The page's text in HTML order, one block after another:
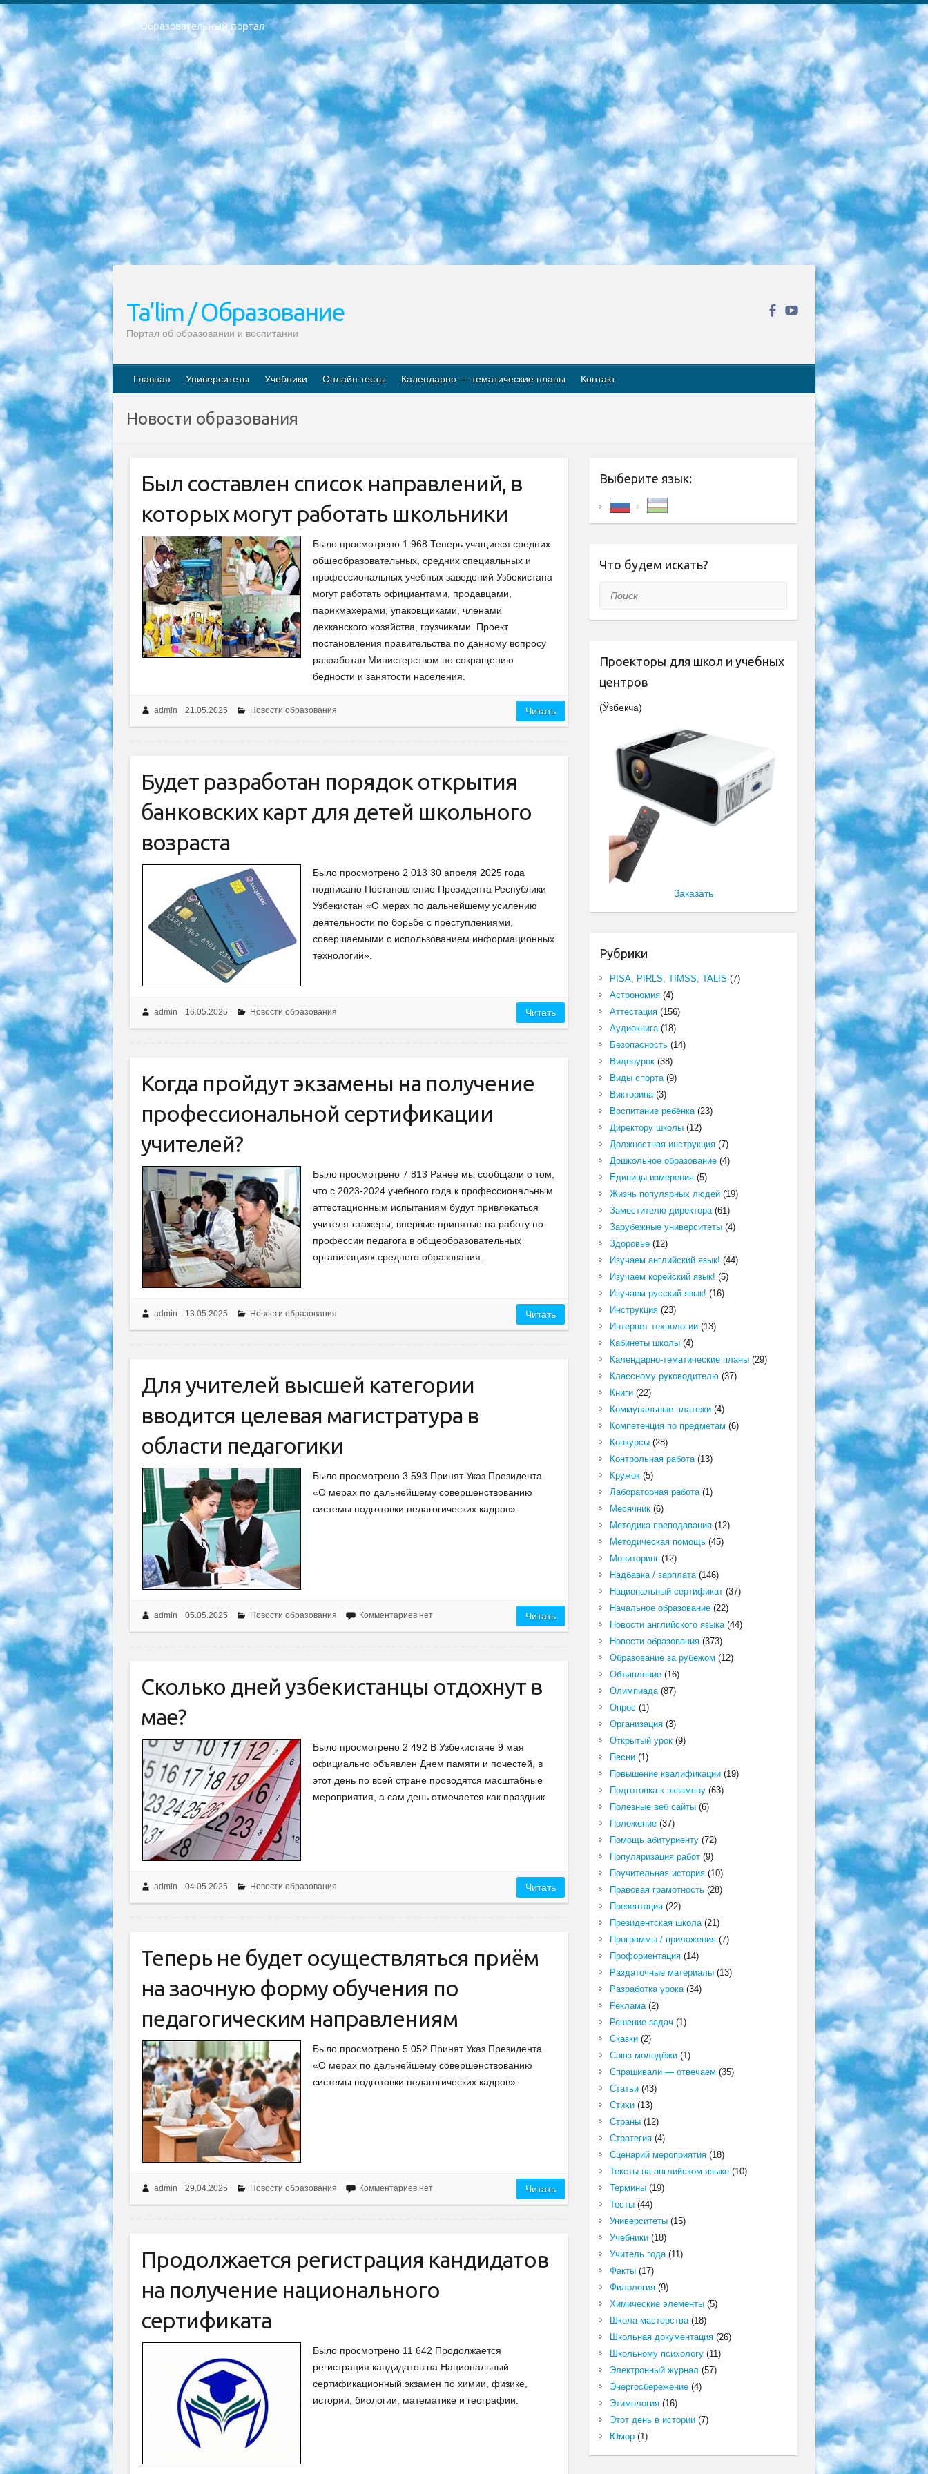
Образовательный портал
РЕСПУБЛИКА УЗБЕКИСТАН МИНИСТРЕРСТВО ДОШКОЛЬНОГО И ШКОЛЬНОГО ОБРАЗОВАНИЯ КОМАНДА в общеобразовательных учреждениях в 2023-2024 учебном году организация и проведение итоговой государственной аттестации обучающихся о Министра дошкольного и школьного образования Республики Узбекистан от 4 марта 2008 года (постановлением Минюста от 20 марта 2008 года № 1778 государственной регистрации) «Итоговое состояние учащихся общего среднего образования на основании положения об утверждении положения об аттестации общего среднего образования выпускной экзамен студентов в образовательных учреждениях в 2023-2024 учебном году В целях организации и прохождения аттестации приказываю: 1. Следующее: перечень предметов, по которым будет проводиться итоговая государственная аттестация и экзамен формы перевода согласно приложению 1; сертификаты международного образца, оценивающие уровень владения иностранными языками перечень согласно приложению 2; 2. Педагогический при специализированных образовательных учреждениях. научно-практический центр квалификации и международной оценки (Д.Давидова) 2024 г. До 25 марта: задания по предметам, по которым будет проводиться итоговая аттестация разработка и утверждение технических условий; итоговая аттестация на основании разработанного предметного задания разработка вопросов по предметам (устно и письменно), экзамен передача; общеобразовательные средние школы и специальные учебные заведения учащиеся выпускных классов школ и интернатов в агентской системе подготовка базы данных экзаменационных материалов и критериев оценки; перевод базы экзаменационных материалов на все языки обучения подать в Республиканский образовательный центр для изготовления; варианты экзаменов на основе разработанных контрольных материалов пусть будут поставлены задачи формирования. 3. Республиканский образовательный центр (Ш.Худайкулов) до 5 апреля 2024 года. до: база данных предоставленных экзаменационных материалов на все языки обучения перевод и экспертиза; для слепых, слабовидящих, глухих, слабослышащих и умственно отсталых детей учащиеся выпускных классов специализированных школ и школ-интернатов база данных экзаменационных материалов на всех преподаваемых языках подготовка критериев оценки; специализированные школы для умственно отсталых детей и технологии для учащихся выпускных классов школ-интернатов разработка соответствующих рекомендаций и критериев проведения ЕГЭ по естествознанию давать задания. 4. Педагогический при специализированных образовательных учреждениях. Научно-практический центр навыков и международной оценки (Д.Давидова), Республика образовательный центр (Худайкулов Ш.) итоговый государственный аттестационный экзамен ориентирован на творческое и логическое мышление при подготовке базы материалов учитывать введение заданий. 5. Следует отметить, что: сертификат государственного образца о знании общеобразовательного предмета и как минимум национальный уровень B1 по предметам на иностранных языках, указанным в Приложении 2. или международно признанный сертификат эквивалентного уровня студенты, изучающие определенный предмет, освобождаются от экзамена; по соответствующим предметам запланирована итоговая государственная аттестация за день до дня, путем жеребьевки Рабочей группой (в письменной форме по предметам, проводимым в форме) из числа сформированных вариантов выбрано 2 варианта; 2 выбранных варианта экзамена анонсированы на официальном сайте министерства и все выпускники по всей стране на основе этих вариантов проводит итоговую государственную аттестацию. 6. Государственное образование учащихся средних общеобразовательных учреждений. знания в соответствии с квалификационными требованиями, которые необходимо приобрести на основании стандартов итоговый (выпускной) контроль для 9 и 11 классов в целях тестирования Экзамены (далее – экзамены) состоят из предметов, перечисленных в приложении 1. будет сделано. 7. Экзамены пройдут с 26 мая по 15 июня 2024 г. (кроме науки физического воспитания). 8. Физическая для учащихся 9 классов общесредних образовательных учреждений. Экзамены по предмету «Образование, квалификация медицина» 1-6 мая 2024 года. сотрудники перевести под присмотр (с отклонениями в физическом или умственном развитии) специализированная школа для детей, школы-интернаты и со сколиозом школы-интернаты санаторного типа для больных детей исключены). 9. Он был слепым, слабовидящим и имел нарушения опорно-двигательного аппарата. экзамены в специализированных школах и интернатах для детей должны проводиться исходя из требований, предъявляемых к общеобразовательным учреждениям (физкультура кроме науки). 10. Специализированная школа для глухих и слабослышащих детей. и экзамены в интернатах и быть реализован в виде письменного теста по математике. 11. Специальность для умственно отсталых детей. Для 9 класса Родной язык и литературное письмо Государственный язык (язык обучения – узбекский). для неклассов) написано Математическое письмо Письменная/устная история Узбекистана Физическое воспитание практично Итоговый контроль Для 11 класса Написание родного языка и литературы (эссе) Математическое письмо Узбекский язык (обучение на узбекском языке) не посещающее общее среднее образование для учреждений)/Образовательное учреждение выбор письменный и устный Иностранный язык письменный/устный Письменная/устная история Узбекистана *По выбору студента:  Химия  Физика  Основы государственного права  География 10 бесплатных образовательных ресурсов - Мы составили подборку онлайн-проектов с интерактивными упражнениями, видеолекциями и статьями. Они помогут вам обрести новые и освежить старые знания бесплатно. 1. «ИНТУИТ» Старейшая образовательная площадка Рунета. Здесь вы найдёте сотни текстовых и видеокурсов на десятки различных тем — от программирования до психологии. Многие курсы подготовлены российскими университетами и крупными международными компаниями вроде Intel и Microsoft. Самостоятельное обучение бесплатное, но желающие могут оплатить услуги персональных наставников. 2. «Смартия» знакомит с актуальными профессиями и подсказывает, как им обучаться. Выбрав заинтересовавшую вас специальность — SMM-специалист, фотограф, веб-дизайнер или другую, — увидите список необходимых для неё умений. Чтобы вы могли освоить их самостоятельно, для каждого умения площадка отображает подборку ссылок на учебные материалы. Хотя «Смартия» ориентируется на русскоязычную аудиторию, часть контента всё же доступна только на английском. 3. «Лекторий Физтеха» Проект Московского физико-технического института (Физтеха). С его помощью вы можете смотреть онлайн серии лекций, записанные на видео в этом вузе. В числе доступных предметов — физика, биология, химия, информационные технологии и другие. К некоторым лекциям администрация ресурса прилагает готовые конспекты, которые можно скачивать в PDF-формате. 4. ITMOcourses Онлайн-площадка Санкт-Петербургского национального исследовательского университета информационных технологий, механики и оптики (ИТМО). Ресурс предоставляет свободный доступ к курсам, разработанным в этом вузе. Каталог материалов разбит на четыре категории: «Оптические системы и технологии», «Приборостроение и робототехника», «Информационные технологии» и «Биотехнологии». Курсы состоят из видеолекций, интерактивных демонстраций и заданий. 5. «КиберЛенинка» Электронная научная библиотека открытого доступа. Каталог площадки регулярно обрастает текстами статей из различных научных изданий. Сгруппированные по журналам и рубрикам публикации можно читать онлайн или скачивать целиком в PDF-формате. Проект нацелен на популяризацию науки за счёт открытого доступа к качественной информации. 6. «ПостНаука» На этом ресурсе публикуют подборки видеолекций, составленные экспертами из разных отраслей и объединённые общими темами. Среди них, к примеру, есть серии «Биоинформатика и геномика», «Культура средневековой Скандинавии» и Cinema Studies о теории кино. Каждая подборка лекций — логически связанная история, рассказанная экспертом от первого лица. Кроме того, на сайте появляются научно-образовательные статьи и тесты на разные темы. 7. «Newочём» Команда проекта «Newочём» отбирает самые интересные тексты из англоязычных СМИ и переводит те из них, за которые голосуют участники сообщества «ВКонтакте». По большей части это научно-популярные статьи. Редакторы придумывают лишь заголовки, в остальном содержание переводов соответствует оригиналам. Полные тексты можно читать прямо в социальной сети. 8. InternetUrok Онлайн-база материалов по основным дисциплинам школьной программы. Информация на сайте структурирована по классам, предметам и темам (урокам). Каждый урок состоит из видеолекций и конспектов. Есть также интерактивные тренажёры и тесты для закрепления пройденного материала. Даже если вы давно окончили школу, возможность повторить программу старших классов всегда может пригодиться. 9. Edutainme Ещё один ресурс об образовании. В отличие от Newtonew, как мне кажется, Edutainme больше ориентируется на представителей индустрии: педагогов, предпринимателей, разработчиков образовательных проектов. Но и любой, кто просто стремится к саморазвитию, найдёт на сайте много полезного и интересного для себя. Например, информацию о новых курсах и образовательных сервисах. 10. Newtonew Онлайн-медиа об образовании и обучении в широком смысле. Авторы Newtonew пишут об инструментах, заведениях, тактиках и стратегиях, которые помогают учить других и получать новые знания самостоятельно. На этой площадке вы найдёте новости, обзоры, аналитические мат
Ta’lim / Образование
Портал об образовании и воспитании
Главная Университеты Учебники Онлайн тесты Календарно — тематические планы Контакт
Новости образования
Был составлен список направлений, в
которых могут работать школьники
Было просмотрено 1 968 Теперь учащиеся средних
общеобразовательных, средних специальных и
профессиональных учебных заведений Узбекистана
могут работать официантами, продавцами,
парикмахерами, упаковщиками, членами
дехканского хозяйства, грузчиками. Проект
постановления правительства по данному вопросу
разработан Министерством по сокращению
бедности и занятости населения.
admin 21.05.2025 Новости образования Читать
Будет разработан порядок открытия
банковских карт для детей школьного
возраста
Было просмотрено 2 013 30 апреля 2025 года
подписано Постановление Президента Республики
Узбекистан «О мерах по дальнейшему усилению
деятельности по борьбе с преступлениями,
совершаемыми с использованием информационных
технологий».
admin 16.05.2025 Новости образования Читать
Когда пройдут экзамены на получение
профессиональной сертификации
учителей?
Было просмотрено 7 813 Ранее мы сообщали о том,
что с 2023-2024 учебного года к профессиональным
аттестационным испытаниям будут привлекаться
учителя-стажеры, впервые принятые на работу по
профессии педагога в общеобразовательных
организациях среднего образования.
admin 13.05.2025 Новости образования Читать
Для учителей высшей категории
вводится целевая магистратура в
области педагогики
Было просмотрено 3 593 Принят Указ Президента
«О мерах по дальнейшему совершенствованию
системы подготовки педагогических кадров».
admin 05.05.2025 Новости образования Комментариев нет Читать
Сколько дней узбекистанцы отдохнут в
мае?
Было просмотрено 2 492 В Узбекистане 9 мая
официально объявлен Днем памяти и почестей, в
этот день по всей стране проводятся масштабные
мероприятия, а сам день отмечается как праздник.
admin 04.05.2025 Новости образования Читать
Теперь не будет осуществляться приём
на заочную форму обучения по
педагогическим направлениям
Было просмотрено 5 052 Принят Указ Президента
«О мерах по дальнейшему совершенствованию
системы подготовки педагогических кадров».
admin 29.04.2025 Новости образования Комментариев нет Читать
Продолжается регистрация кандидатов
на получение национального
сертификата
Было просмотрено 11 642 Продолжается
регистрация кандидатов на Национальный
сертификационный экзамен по химии, физике,
истории, биологии, математике и географии.
Выберите язык:
Что будем искать?
Поиск
Проекторы для школ и учебных
центров
(Ўзбекча)
Заказать
Рубрики
PISA, PIRLS, TIMSS, TALIS (7)
Астрономия(4)
Аттестация(156)
Аудиокнига(18)
Безопасность(14)
Видеоурок(38)
Виды спорта(9)
Викторина(3)
Воспитание ребёнка(23)
Директору школы(12)
Должностная инструкция(7)
Дошкольное образование(4)
Единицы измерения(5)
Жизнь популярных людей(19)
Заместителю директора(61)
Зарубежные университеты(4)
Здоровье(12)
Изучаем английский язык! (44)
Изучаем корейский язык! (5)
Изучаем русский язык! (16)
Инструкция(23)
Интернет технологии(13)
Кабинеты школы(4)
Календарно-тематические планы(29)
Классному руководителю(37)
Книги(22)
Коммунальные платежи(4)
Компетенция по предметам (6)
Конкурсы(28)
Контрольная работа(13)
Кружок(5)
Лабораторная работа(1)
Месячник(6)
Методика преподавания(12)
Методическая помощь(45)
Мониторинг(12)
Надбавка / зарплата(146)
Национальный сертификат(37)
Начальное образование(22)
Новости английского языка(44)
Новости образования(373)
Образование за рубежом (12)
Объявление(16)
Олимпиада(87)
Опрос (1)
Организация(3)
Открытый урок(9)
Песни(1)
Повышение квалификации(19)
Подготовка к экзамену(63)
Полезные веб сайты(6)
Положение(37)
Помощь абитуриенту(72)
Популяризация работ(9)
Поучительная история(10)
Правовая грамотность(28)
Презентация(22)
Президентская школа(21)
Программы / приложения(7)
Профориентация(14)
Раздаточные материалы(13)
Разработка урока(34)
Реклама(2)
Решение задач (1)
Сказки(2)
Союз молодёжи(1)
Спрашивали — отвечаем (35)
Статьи(43)
Стихи(13)
Страны(12)
Стратегия(4)
Сценарий мероприятия(18)
Тексты на английском языке(10)
Термины(19)
Тесты(44)
Университеты(15)
Учебники(18)
Учитель года(11)
Факты(17)
Филология(9)
Химические элементы(5)
Школа мастерства(18)
Школьная документация(26)
Школьному психологу(11)
Электронный журнал (57)
Энергосбережение(4)
Этимология(16)
Этот день в истории(7)
Юмор(1)